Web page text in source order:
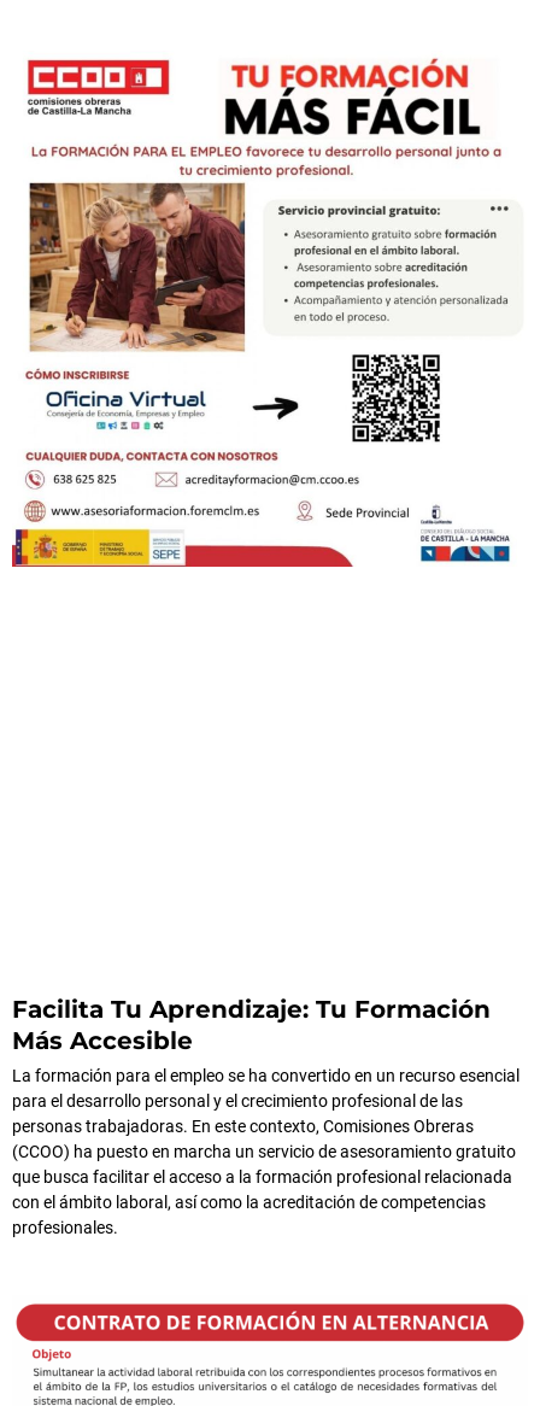
Facilita Tu Aprendizaje: Tu Formación
Más Accesible
La formación para el empleo se ha convertido en un recurso esencial
para el desarrollo personal y el crecimiento profesional de las
personas trabajadoras. En este contexto, Comisiones Obreras
(CCOO) ha puesto en marcha un servicio de asesoramiento gratuito
que busca facilitar el acceso a la formación profesional relacionada
con el ámbito laboral, así como la acreditación de competencias
profesionales.